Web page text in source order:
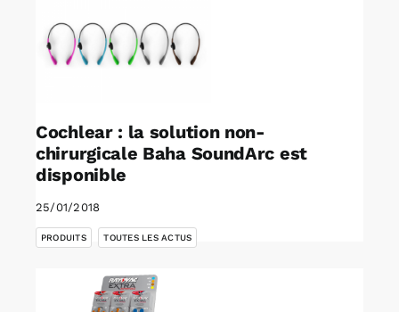
Cochlear : la solution non-
chirurgicale Baha SoundArc est
disponible
25/01/2018
PRODUITS
,
TOUTES LES ACTUS